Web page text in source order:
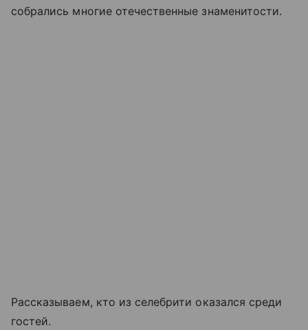
собрались многие отечественные знаменитости.
Рассказываем, кто из селебрити оказался среди
гостей.